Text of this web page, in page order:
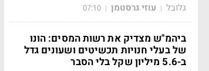
גלובל | עוזי גרסטמן |
07:10
ביהמ"ש מצדיק את רשות המסים: הונו
של בעלי חנויות תכשיטים ושעונים גדל
ב-5.6 מיליון שקל בלי הסבר